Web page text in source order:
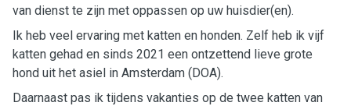
van dienst te zijn met oppassen op uw huisdier(en).
Ik heb veel ervaring met katten en honden. Zelf heb ik vijf
katten gehad en sinds 2021 een ontzettend lieve grote
hond uit het asiel in Amsterdam (DOA).
Daarnaast pas ik tijdens vakanties op de twee katten van